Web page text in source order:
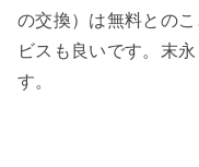
の交換）は無料との
ビスも良いです。末
す。